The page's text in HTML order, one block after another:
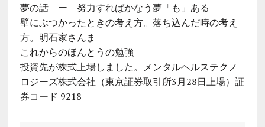
夢の話 ー 努力すればかなう夢「も」ある
壁にぶつかったときの考え方。落ち込んだ時の考え
方。明石家さんま
これからのほんとうの勉強
投資先が株式上場しました。メンタルヘルステクノ
ロジーズ株式会社（東京証券取引所3月28日上場）証
券コード 9218